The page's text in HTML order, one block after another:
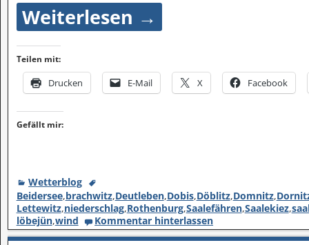
Weiterlesen →
Teilen mit:
Drucken E-Mail X Facebook
Gefällt mir:
Wetterblog
Beidersee,brachwitz,Deutleben,Dobis,Döblitz,Domnitz,
Lettewitz,niederschlag,Rothenburg,Saalefähren,Saalekiez,
löbejün,wind Kommentar hinterlassen